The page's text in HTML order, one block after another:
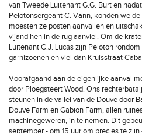
van Tweede Luitenant G.G. Burt en
Pelotonsergeant C. Vann, konden we
moesten ze posten aanvallen en
vijand hen in de rug aanviel. Om de
Luitenant C.J. Lucas zijn Peloton
garnizoenen en viel dan Kruisstraat
Voorafgaand aan de eigenlijke aanval
door Ploegsteert Wood. Ons
steunen in de vallei van de Douve door
Douve Farm en Gabion Farm, allen
machinegeweren, in te nemen. Dit